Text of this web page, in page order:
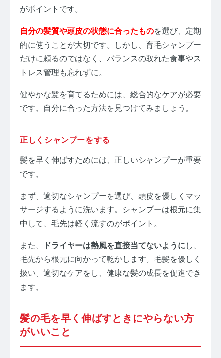
がポイントです。
自分の髪質や頭皮の状態に合ったものを選び、定期
的に使うことが大切です。しかし、育毛シャンプー
だけに頼るのではなく、バランスの取れた食事やス
トレス管理も忘れずに。
健やかな髪を育てるためには、総合的なケアが必要
です。自分に合った方法を見つけてみましょう。
正しくシャンプーをする
髪を早く伸ばすためには、正しいシャンプーが重要
です。
まず、適切なシャンプーを選び、頭皮を優しくマッ
サージするように洗います。シャンプーは根元に集
中して、毛先は軽く流すのがポイント。
また、 ドライヤーは熱風を直接当てないように し、
毛先から根元に向かって乾かします。毛髪を優しく
扱い、適切なケアをし、健康な髪の成長を促進でき
ます。
髪の毛を早く伸ばすときにやらない方
がいいこと